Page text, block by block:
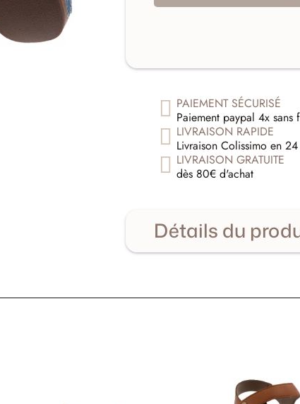
PAIEMENT SÉCURISÉ
Paiement paypal 4x sans
LIVRAISON RAPIDE
Livraison Colissimo en
LIVRAISON GRATUITE
dès 80€ d'achat
Détails du